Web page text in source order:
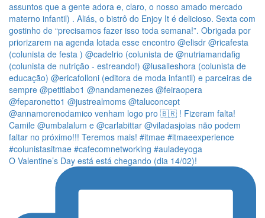
O Valentine’s Day está está chegando (dia 14/02)!